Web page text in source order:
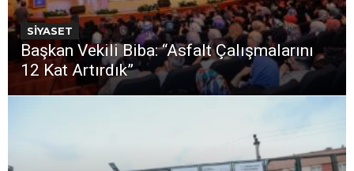
SİYASET
Başkan Vekili Biba: “Asfalt Çalışmalarını
12 Kat Artırdık”